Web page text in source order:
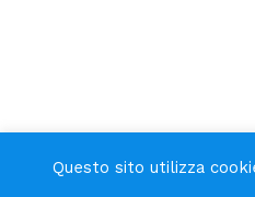
Questo sito utilizza